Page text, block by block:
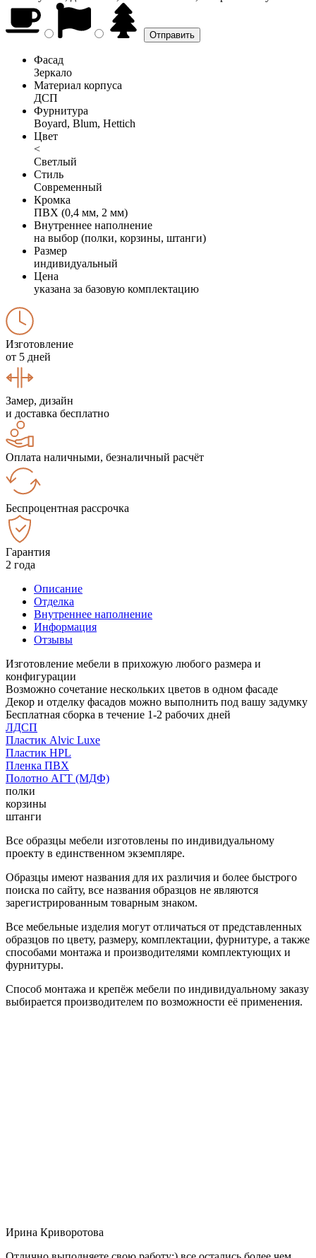
Фасад
Зеркало
Материал корпуса
ДСП
Фурнитура
Boyard, Blum, Hettich
Цвет
<
Светлый
Стиль
Современный
Кромка
ПВХ (0,4 мм, 2 мм)
Внутреннее наполнение
на выбор (полки, корзины, штанги)
Размер
индивидуальный
Цена
указана за базовую комплектацию
Изготовление
от 5 дней
Замер, дизайн
и доставка бесплатно
Оплата наличными, безналичный расчёт
Беспроцентная рассрочка
Гарантия
2 года
Описание
Отделка
Внутреннее наполнение
Информация
Отзывы
Изготовление мебели в прихожую любого размера и
конфигурации
Возможно сочетание нескольких цветов в одном фасаде
Декор и отделку фасадов можно выполнить под вашу задумку
Бесплатная сборка в течение 1-2 рабочих дней
ЛДСП
Пластик Alvic Luxe
Пластик HPL
Пленка ПВХ
Полотно АГТ (МДФ)
полки
корзины
штанги
Все образцы мебели изготовлены по индивидуальному
проекту в единственном экземпляре.
Образцы имеют названия для их различия и более быстрого
поиска по сайту, все названия образцов не являются
зарегистрированным товарным знаком.
Все мебельные изделия могут отличаться от представленных
образцов по цвету, размеру, комплектации, фурнитуре, а также
способами монтажа и производителями комплектующих и
фурнитуры.
Способ монтажа и крепёж мебели по индивидуальному заказу
выбирается производителем по возможности её применения.
Ирина Криворотова